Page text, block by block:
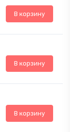
В корзину
В корзину
В корзину